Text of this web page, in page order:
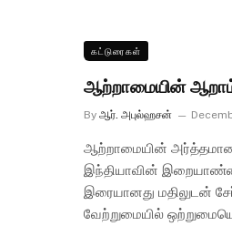
கட்டுரைகள்
ஆற்றாமையின்
By ஆர். அபுல்ஹசன்
ஆற்றாமையின்
இந்தியாவின்
இரையானது மதிலுடன்
வேற்றுமையில்